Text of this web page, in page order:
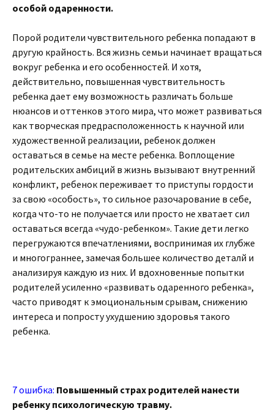
особой одаренности.
Порой родители чувствительного ребенка попадают в
другую крайность. Вся жизнь семьи начинает вращаться
вокруг ребенка и его особенностей. И хотя,
действительно, повышенная чувствительность
ребенка дает ему возможность различать больше
нюансов и оттенков этого мира, что может развиваться
как творческая предрасположенность к научной или
художественной реализации, ребенок должен
оставаться в семье на месте ребенка. Воплощение
родительских амбиций в жизнь вызывают внутренний
конфликт, ребенок переживает то приступы гордости
за свою «особость», то сильное разочарование в себе,
когда что-то не получается или просто не хватает сил
оставаться всегда «чудо-ребенком». Такие дети легко
перегружаются впечатлениями, воспринимая их глубже
и многограннее, замечая большее количество деталй и
анализируя каждую из них. И вдохновенные попытки
родителей усиленно «развивать одаренного ребенка»,
часто приводят к эмоциональным срывам, снижению
интереса и попросту ухудшению здоровья такого
ребенка.
7 ошибка: Повышенный страх родителей нанести
ребенку психологическую травму.